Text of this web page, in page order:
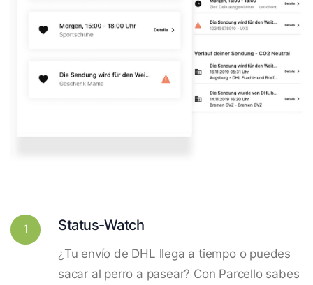
1 Status-Watch
¿Tu envío de DHL llega a tiempo o puedes
sacar al perro a pasear? Con Parcello sabes